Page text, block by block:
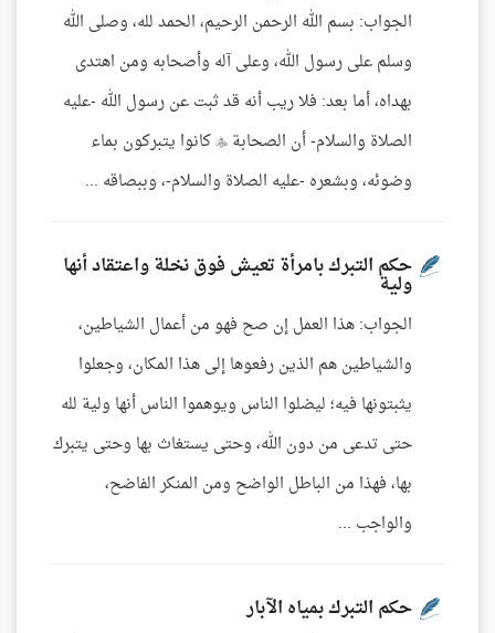
الجواب: بسم الله الرحمن الرحيم، الحمد لله، وصلى الله
وسلم على رسول الله، وعلى آله وأصحابه ومن اهتدى
بهداه، أما بعد: فلا ريب أنه قد ثبت عن رسول الله -عليه
الصلاة والسلام- أن الصحابة  كانوا يتبركون بماء
وضوئه، وبشعره -عليه الصلاة والسلام-، وببصاقه ...
حكم التبرك بامرأة تعيش فوق نخلة واعتقاد أنها
ولية
الجواب: هذا العمل إن صح فهو من أعمال الشياطين،
والشياطين هم الذين رفعوها إلى هذا المكان، وجعلوا
يثبتونها فيه؛ ليضلوا الناس ويوهموا الناس أنها ولية لله
حتى تدعى من دون الله، وحتى يستغاث بها وحتى يتبرك
بها، فهذا من الباطل الواضح ومن المنكر الفاضح،
والواجب ...
حكم التبرك بمياه الآبار